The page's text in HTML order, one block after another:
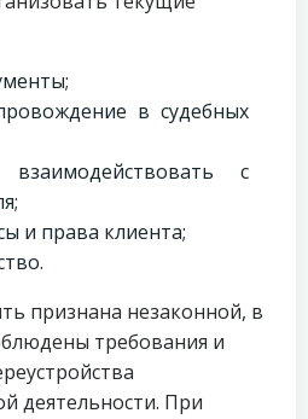
в судебных
взаимодействовать с
и права клиента;
признана незаконной, в
требования и
деятельности. При